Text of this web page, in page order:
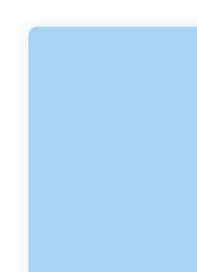
est réputée pour sa